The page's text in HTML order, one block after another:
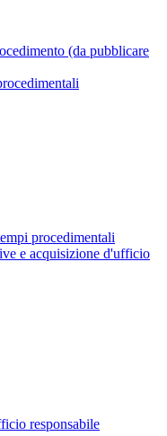
(da pubblicare
procedimentali
e acquisizione d'ufficio
responsabile